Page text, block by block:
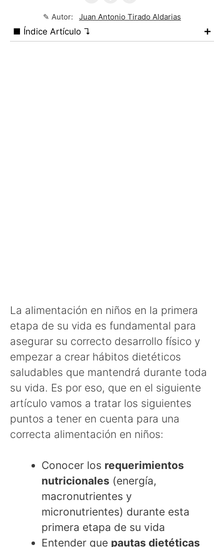
✎ Autor: Juan Antonio Tirado Aldarias
■ Índice Artículo ↴
La alimentación en niños en la primera
etapa de su vida es fundamental para
asegurar su correcto desarrollo físico y
empezar a crear hábitos dietéticos
saludables que mantendrá durante toda
su vida. Es por eso, que en el siguiente
artículo vamos a tratar los siguientes
puntos a tener en cuenta para una
correcta alimentación en niños:
Conocer los requerimientos
nutricionales (energía,
macronutrientes y
micronutrientes) durante esta
primera etapa de su vida
Entender que pautas dietéticas